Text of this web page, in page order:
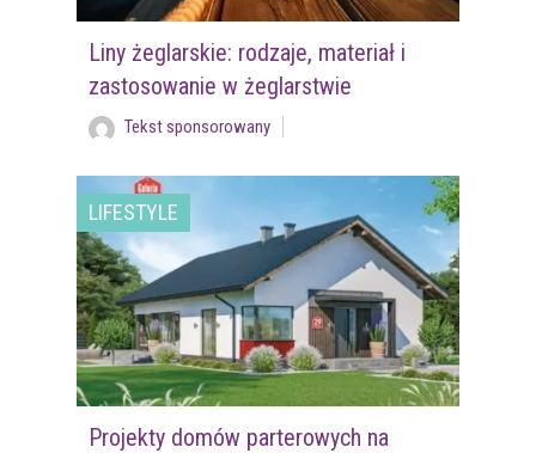
Liny żeglarskie: rodzaje, materiał i
zastosowanie w żeglarstwie
Tekst sponsorowany
LIFESTYLE
Projekty domów parterowych na